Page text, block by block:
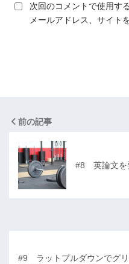
次回のコメントで使用す
メールアドレス、サイト
前の記事
#8 英論文を
#9 ラットプルダウンでグリ